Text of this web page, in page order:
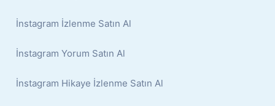
İnstagram İzlenme Satın Al
İnstagram Yorum Satın Al
İnstagram Hikaye İzlenme Satın Al